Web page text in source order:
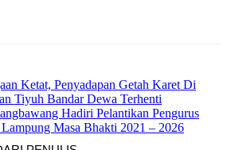
Ketat, Penyadapan Getah Karet Di
Tiyuh Bandar Dewa Terhenti
Hadiri Pelantikan Pengurus
Masa Bhakti 2021 – 2026